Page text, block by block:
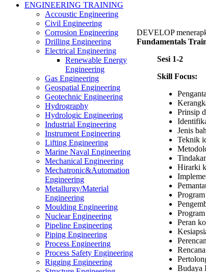
ENGINEERING TRAINING
Accoustic Engineering
Civil Engineering
Corrosion Engineering
Drilling Engineering
Electrical Engineering
Renewable Energy
Engineering
Gas Engineering
Geospatial Engineering
Geotechnic Engineering
Hydrography
Hydrologic Engineering
Industrial Engineering
Instrument Engineering
Lifting Engineering
Marine Naval Engineering
Mechanical Engineering
Mechatronic&Automation
Engineering
Metallurgy/Material
Engineering
Moulding Engineering
Nuclear Engineering
Pipeline Engineering
Piping Engineering
Process Engineering
Process Safety Engineering
Rigging Engineering
DEVELOP
Fundamentals
Sesi 1-2
Skill Focus:
Prinsip
Jenis
Teknik
Hirarki
Peran
Budaya